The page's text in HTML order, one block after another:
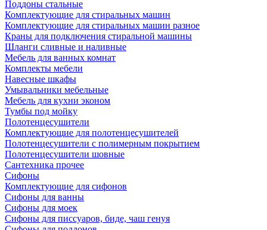
Поддоны стальные
Комплектующие для стиральных машин
Комплектующие для стиральных машин разное
Краны для подключения стиральной машины
Шланги сливные и наливные
Мебель для ванных комнат
Комплекты мебели
Навесные шкафы
Умывальники мебельные
Мебель для кухни эконом
Тумбы под мойку
Полотенцесушители
Комплектующие для полотенцесушителей
Полотенцесушители с полимерным покрытием
Полотенцесушители шовные
Сантехника прочее
Сифоны
Комплектующие для сифонов
Сифоны для ванны
Сифоны для моек
Сифоны для писсуаров, биде, чаш генуя